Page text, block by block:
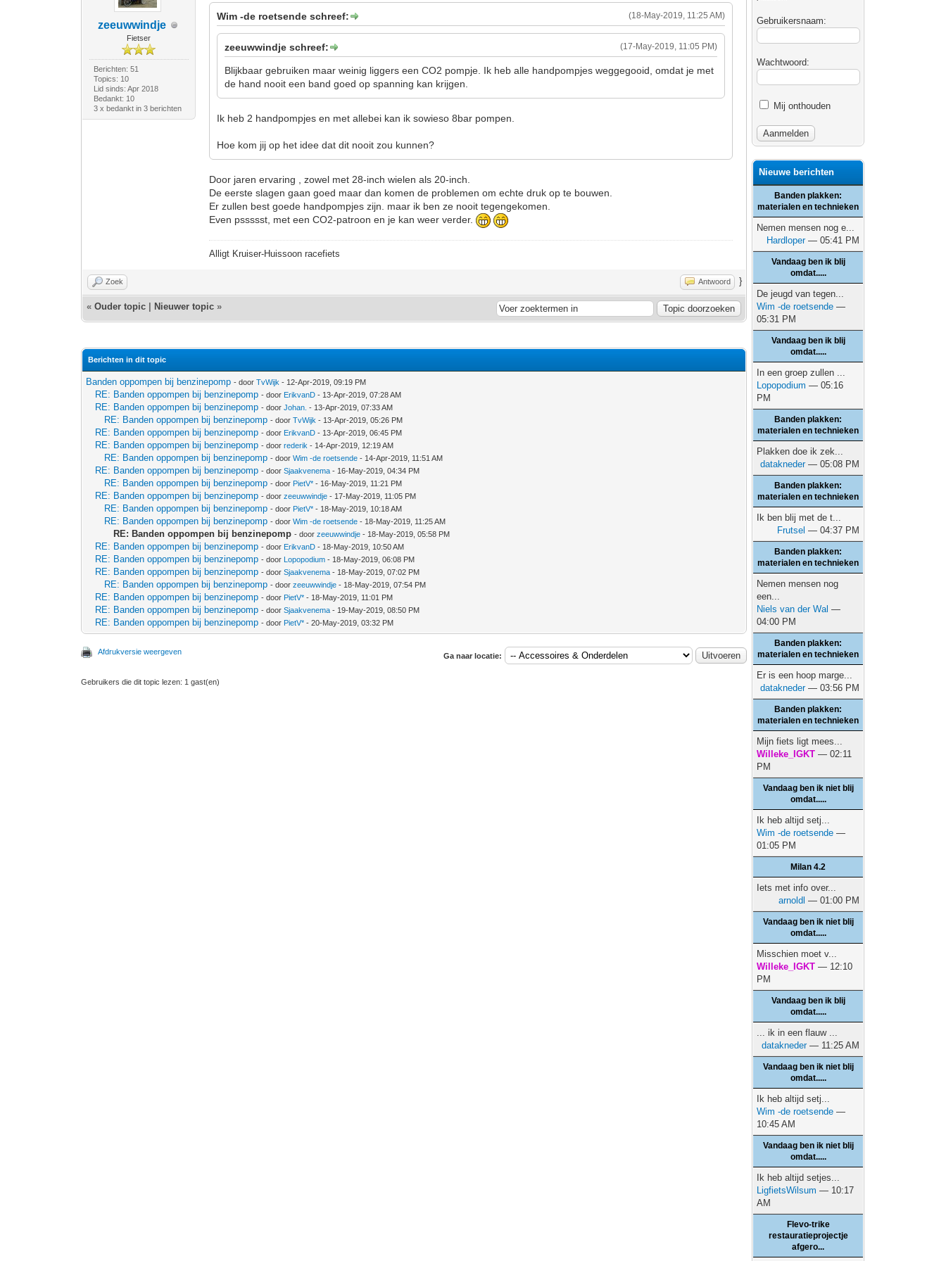
zeeuwwindje
Fietser
Berichten: 51
Topics: 10
Lid sinds: Apr 2018
Bedankt: 10
3 x bedankt in 3 berichten
(18-May-2019, 11:25 AM)
Wim -de roetsende schreef:
(17-May-2019, 11:05 PM)
zeeuwwindje schreef:
Blijkbaar gebruiken maar weinig liggers een CO2 pompje. Ik heb alle handpompjes weggegooid, omdat je met
de hand nooit een band goed op spanning kan krijgen.
Ik heb 2 handpompjes en met allebei kan ik sowieso 8bar pompen.
Hoe kom jij op het idee dat dit nooit zou kunnen?
Door jaren ervaring , zowel met 28-inch wielen als 20-inch.
De eerste slagen gaan goed maar dan komen de problemen om echte druk op te bouwen.
Er zullen best goede handpompjes zijn. maar ik ben ze nooit tegengekomen.
Even pssssst, met een CO2-patroon en je kan weer verder.
Alligt Kruiser-Huissoon racefiets
Zoek Antwoord }
«Ouder topic Nieuwer topic »
Berichten in dit topic
Banden oppompen bij benzinepomp - doorTvWijk - 12-Apr-2019, 09:19 PM
RE: Banden oppompen bij benzinepomp - door ErikvanD - 13-Apr-2019, 07:28 AM
RE: Banden oppompen bij benzinepomp - doorJohan. - 13-Apr-2019, 07:33 AM
RE: Banden oppompen bij benzinepomp - doorTvWijk - 13-Apr-2019, 05:26 PM
RE: Banden oppompen bij benzinepomp - door ErikvanD - 13-Apr-2019, 06:45 PM
RE: Banden oppompen bij benzinepomp - doorrederik - 14-Apr-2019, 12:19 AM
RE: Banden oppompen bij benzinepomp - doorWim -de roetsende - 14-Apr-2019, 11:51 AM
RE: Banden oppompen bij benzinepomp - doorSjaakvenema - 16-May-2019, 04:34 PM
RE: Banden oppompen bij benzinepomp - door PietV* - 16-May-2019, 11:21 PM
RE: Banden oppompen bij benzinepomp - doorzeeuwwindje - 17-May-2019, 11:05 PM
RE: Banden oppompen bij benzinepomp - door PietV* - 18-May-2019, 10:18 AM
RE: Banden oppompen bij benzinepomp - doorWim -de roetsende - 18-May-2019, 11:25 AM
RE: Banden oppompen bij benzinepomp - doorzeeuwwindje - 18-May-2019, 05:58 PM
RE: Banden oppompen bij benzinepomp - door ErikvanD - 18-May-2019, 10:50 AM
RE: Banden oppompen bij benzinepomp - door Lopopodium - 18-May-2019, 06:08 PM
RE: Banden oppompen bij benzinepomp - doorSjaakvenema - 18-May-2019, 07:02 PM
RE: Banden oppompen bij benzinepomp - doorzeeuwwindje - 18-May-2019, 07:54 PM
RE: Banden oppompen bij benzinepomp - door PietV* - 18-May-2019, 11:01 PM
RE: Banden oppompen bij benzinepomp - doorSjaakvenema - 19-May-2019, 08:50 PM
RE: Banden oppompen bij benzinepomp - door PietV* - 20-May-2019, 03:32 PM
Afdrukversie weergeven Ga naar locatie:
Gebruikers die dit topic lezen: 1 gast(en)
Gebruikersnaam:
Wachtwoord:
Mij onthouden
Nieuwe berichten
Banden plakken:
materialen en technieken
Nemen mensen nog e...
Hardloper— 05:41 PM
Vandaag ben ik blij
omdat.....
De jeugd van tegen...
Wim -de roetsende —
05:31 PM
Vandaag ben ik blij
omdat.....
In een groep zullen ...
Lopopodium — 05:16
PM
Banden plakken:
materialen en technieken
Plakken doe ik zek...
datakneder— 05:08 PM
Banden plakken:
materialen en technieken
Ik ben blij met de t...
Frutsel — 04:37 PM
Banden plakken:
materialen en technieken
Nemen mensen nog
een...
Niels van der Wal —
04:00 PM
Banden plakken:
materialen en technieken
Er is een hoop marge...
datakneder— 03:56 PM
Banden plakken:
materialen en technieken
Mijn fiets ligt mees...
Willeke_IGKT — 02:11
PM
Vandaag ben ik niet blij
omdat.....
Ik heb altijd setj...
Wim -de roetsende —
01:05 PM
Milan 4.2
Iets met info over...
arnoldl — 01:00 PM
Vandaag ben ik niet blij
omdat.....
Misschien moet v...
Willeke_IGKT — 12:10
PM
Vandaag ben ik blij
omdat.....
... ik in een flauw ...
datakneder— 11:25 AM
Vandaag ben ik niet blij
omdat.....
Ik heb altijd setj...
Wim -de roetsende —
10:45 AM
Vandaag ben ik niet blij
omdat.....
Ik heb altijd setjes...
LigfietsWilsum — 10:17
AM
Flevo-trike
restauratieprojectje
afgero...